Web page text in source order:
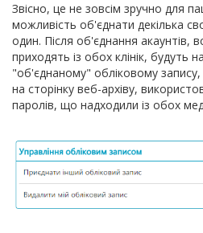
Звісно, це не зовсім зручно для
можливість об'єднати декілька
один. Після об'єднання акаунтів,
приходять із обох клінік, будуть
"об'єднаному" обліковому запису,
на сторінку веб-архіву,
паролів, що надходили із обох